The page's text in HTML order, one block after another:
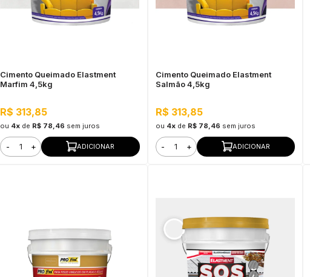
Cimento Queimado Elastment
Marfim 4,5kg
R$ 313,85
ou 4x de R$ 78,46 sem juros
- + ADICIONAR
Cimento Queimado Elastment
Salmão 4,5kg
R$ 313,85
ou 4xde R$ 78,46 sem juros
- + ADICIONAR